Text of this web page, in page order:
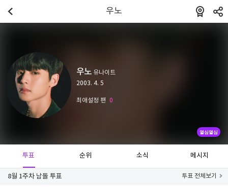
우노
우노 유나이트
2003. 4. 5
최애설정 팬 0
열심열심
투표 순위 소식 메시지
8월 1주차 남돌 투표 투표 전체보기